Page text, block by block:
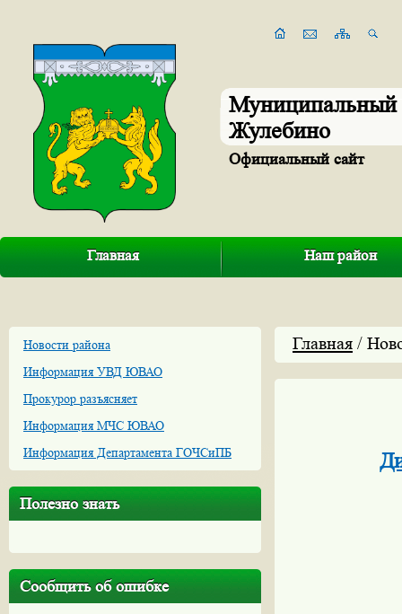
Муниципальный
Жулебино
Официальный сайт
Главная Наш район
Новости района
Информация УВД ЮВАО
Прокурор разъясняет
Информация МЧС ЮВАО
Информация Департамента ГОЧСиПБ
Полезно знать
Сообщить об ошибке
Главная /